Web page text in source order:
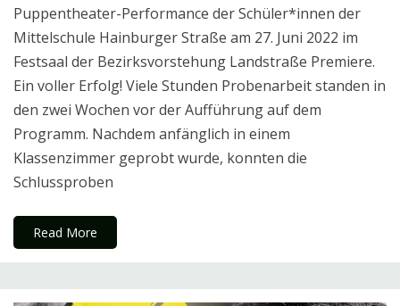
Puppentheater-Performance der Schüler*innen der
Mittelschule Hainburger Straße am 27. Juni 2022 im
Festsaal der Bezirksvorstehung Landstraße Premiere.
Ein voller Erfolg! Viele Stunden Probenarbeit standen in
den zwei Wochen vor der Aufführung auf dem
Programm. Nachdem anfänglich in einem
Klassenzimmer geprobt wurde, konnten die
Schlussproben
Read More